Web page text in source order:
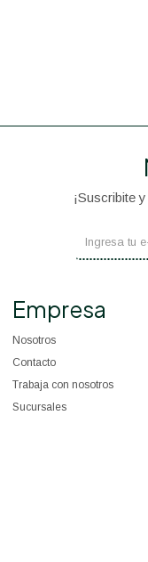
Empresa
Nosotros
Contacto
Trabaja con nosotros
Sucursales
¡Suscribite